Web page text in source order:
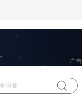
广告